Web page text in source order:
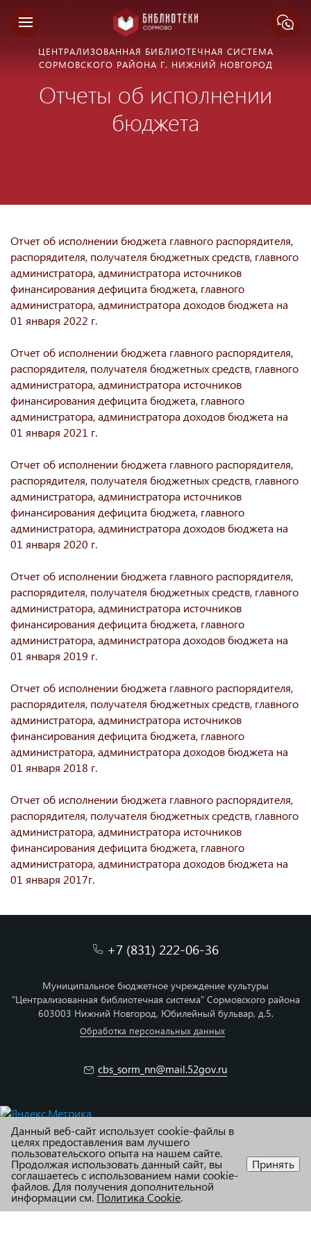
ЦЕНТРАЛИЗОВАННАЯ БИБЛИОТЕЧНАЯ СИСТЕМА
СОРМОВСКОГО РАЙОНА Г. НИЖНИЙ НОВГОРОД
Отчеты об исполнении
бюджета
Отчет об исполнении бюджета главного распорядителя,
распорядителя, получателя бюджетных средств, главного
администратора, администратора источников
финансирования дефицита бюджета, главного
администратора, администратора доходов бюджета на
01 января 2022 г.
Отчет об исполнении бюджета главного распорядителя,
распорядителя, получателя бюджетных средств, главного
администратора, администратора источников
финансирования дефицита бюджета, главного
администратора, администратора доходов бюджета на
01 января 2021 г.
Отчет об исполнении бюджета главного распорядителя,
распорядителя, получателя бюджетных средств, главного
администратора, администратора источников
финансирования дефицита бюджета, главного
администратора, администратора доходов бюджета на
01 января 2020 г.
Отчет об исполнении бюджета главного распорядителя,
распорядителя, получателя бюджетных средств, главного
администратора, администратора источников
финансирования дефицита бюджета, главного
администратора, администратора доходов бюджета на
01 января 2019 г.
Отчет об исполнении бюджета главного распорядителя,
распорядителя, получателя бюджетных средств, главного
администратора, администратора источников
финансирования дефицита бюджета, главного
администратора, администратора доходов бюджета на
01 января 2018 г.
Отчет об исполнении бюджета главного распорядителя,
распорядителя, получателя бюджетных средств, главного
администратора, администратора источников
финансирования дефицита бюджета, главного
администратора, администратора доходов бюджета на
01 января 2017г.
+7 (831) 222-06-36
Муниципальное бюджетное учреждение культуры
"Централизованная библиотечная система" Сормовского района
603003 Нижний Новгород, Юбилейный бульвар, д.5.
Обработка персональных данных
cbs_sorm_nn@mail.52gov.ru
© МБУК ЦБС Сормовского района г. Н.Новгород
Карта сайта
Адаптация и техподдержка R52.RU
Данный веб-сайт использует cookie-файлы в
целях предоставления вам лучшего
пользовательского опыта на нашем сайте.
Продолжая использовать данный сайт, вы
соглашаетесь с использованием нами cookie-
файлов. Для получения дополнительной
информации см.Политика Cookie.
Принять